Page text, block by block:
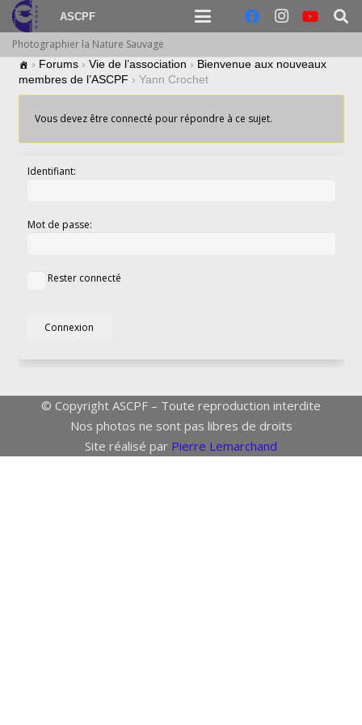
ASCPF
Photographier la Nature Sauvage
› Forums › Vie de l’association › Bienvenue aux nouveaux
membres de l’ASCPF › Yann Crochet
Vous devez être connecté pour répondre à ce sujet.
Identifiant:
Mot de passe:
Rester connecté
Connexion
© Copyright ASCPF – Toute reproduction interdite
Nos photos ne sont pas libres de droits
Site réalisé par Pierre Lemarchand